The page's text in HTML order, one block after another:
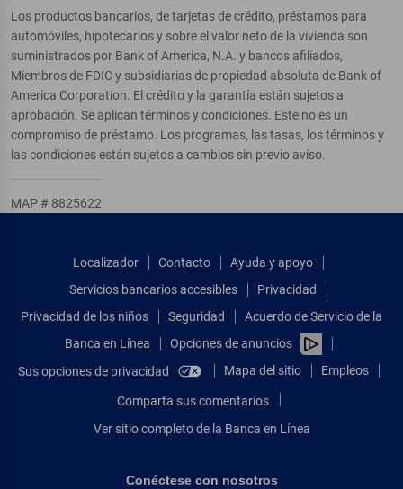
Los productos bancarios, de tarjetas de crédito, préstamos para
automóviles, hipotecarios y sobre el valor neto de la vivienda son
suministrados por Bank of America, N.A. y bancos afiliados,
Miembros de FDIC y subsidiarias de propiedad absoluta de Bank of
America Corporation. El crédito y la garantía están sujetos a
aprobación. Se aplican términos y condiciones. Este no es un
compromiso de préstamo. Los programas, las tasas, los términos y
las condiciones están sujetos a cambios sin previo aviso.
MAP # 8825622
Localizador Contacto
Ayuda y apoyo
Servicios bancarios accesibles
Privacidad
Privacidad de los niños
Seguridad
Acuerdo de Servicio de la
Banca en Línea
Opciones de anuncios
Sus opciones de privacidad
Mapa del sitio Empleos
Comparta sus comentarios
Ver sitio completo de la Banca en Línea
Conéctese con nosotros